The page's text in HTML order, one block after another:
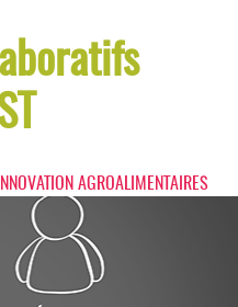
AGROALIMENTAIRES